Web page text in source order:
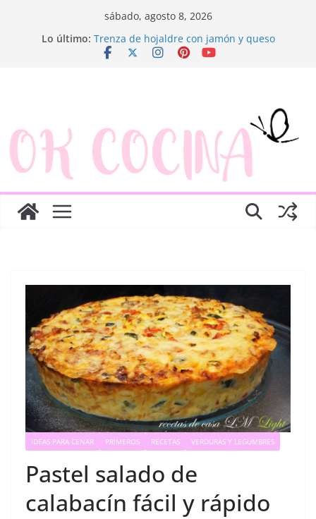
sábado, agosto 8, 2026
Lo último: Trenza de hojaldre con jamón y queso
Rosquillas de manzana y hojaldre
IDEAS PARA CENAR PRIMEROS RECETAS VERDURAS Y LEGUMBRES
Pastel salado de
calabacín fácil y rápido